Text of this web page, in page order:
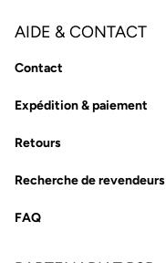
AIDE & CONTACT
Contact
Expédition & paiement
Retours
Recherche de revendeurs
FAQ